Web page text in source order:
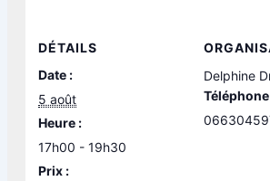
DÉTAILS
Date :
5 août
Heure :
17h00 - 19h30
Prix :
Delphine
Téléphone